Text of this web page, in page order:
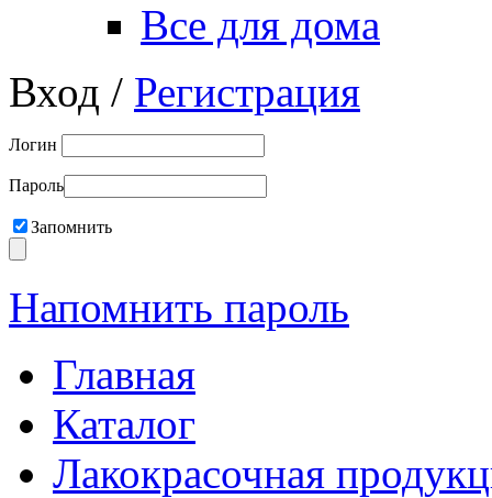
Все для дома
Вход / Регистрация
Логин
Пароль
Запомнить
Напомнить пароль
Главная
Каталог
Лакокрасочная